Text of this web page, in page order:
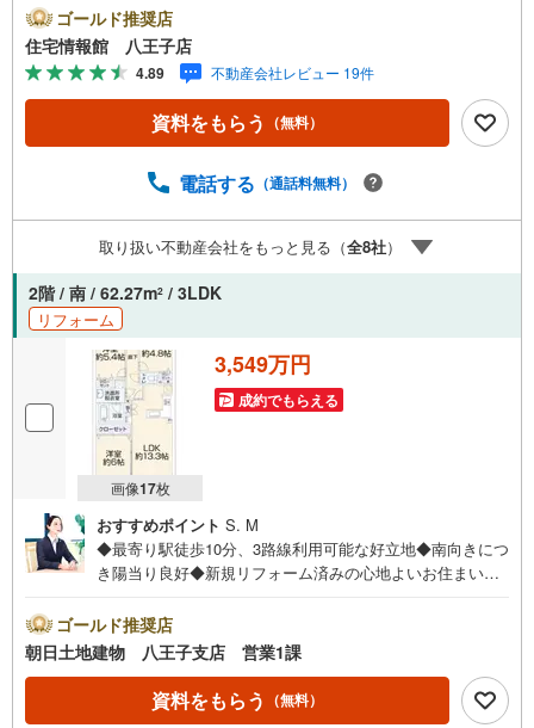
さい。【営業時間 10:00～19:00 火曜・水曜（祝日の場
合は営業いたします）】「資料請求」「内覧」のお問い合
わせは上記時間内ですとスムーズにご対応が可能です。ス
タッフ一同お客様のお問合せをお待ちしております。【住
宅ローン相談会】開催中無理のない住宅ローンの試算やご
購入の際にかかる諸費用の概算も行っております。しっか
気軽にご相談ください。お客様第一主義をモット-にお引越
実に努めさせて頂きます。住宅情報館にお越し頂けたら、
物件のご紹介だけではなく、お住まいの疑問、不安、お家
の事ならなんでもご相談いただけます。お客様の要望をお
伺いしながら誠心誠意、全力でサポートさせて頂きます。
お客様一人一人に合わせたライフプランのご提案をさせて
いただきます。お気軽にご相談ください。
ゴールド推奨店
住宅情報館 八王子店
4.89 不動産会社レビュー 19件
資料をもらう （無料）
電話する （通話料無料）
取り扱い不動産会社をもっと見る（全8社）
2階 / 南 / 62.27m2 / 3LDK
リフォーム
画像17枚
3,549万円
成約でもらえる
おすすめポイント S. M
◆最寄り駅徒歩10分、3路線利用可能な好立地◆南向きにつ
き陽当り良好◆新規リフォーム済みの心地よいお住まい◆
◆オートロック、モニター付きインターホン完備◆各居室
に収納スペースあり※バザール会場には、ベビーベッドや
キッズスペースをご用意しております。 小さなお子様連
れでも、安心してご来場ください！資料請求、住宅ローン
のご相談などお気軽にお問合せください！スタッフ25名で
ゴールド推奨店
朝日土地建物 八王子支店 営業1課
資料をもらう （無料）